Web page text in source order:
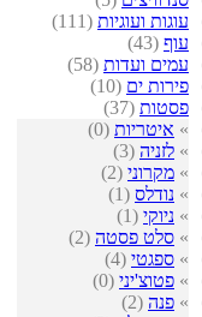
עוגות ועוגיות (111)
עוף (43)
עמים ועדות (58)
פירות ים (10)
פסטות (37)
» איטריות (0)
» לזניה (3)
» מקרוני (2)
» נודלס (1)
» ניוקי (1)
» סלט פסטה (2)
» ספגטי (4)
» פטוצ'יני (0)
» פנה (2)